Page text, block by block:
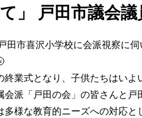
」 戸田市議会
田市喜沢小学校に会派視察に伺
終業式となり、子供たちはい
会派「戸田の会」の皆さんと戸
多様な教育的ニーズへの対応